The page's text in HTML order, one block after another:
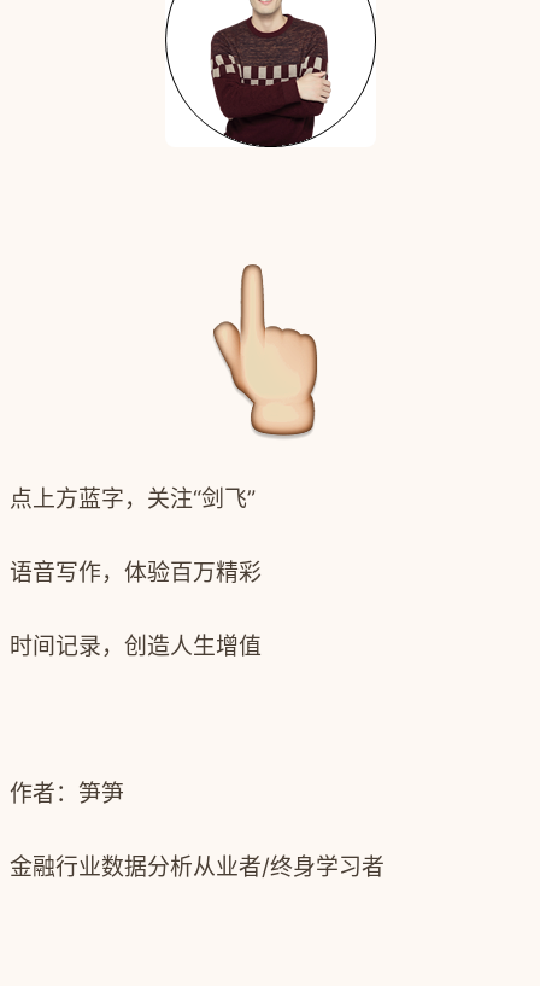
点上方蓝字， 关注“剑飞”
语音写作，体验百万精彩
时间记录，创造人生增值
作者：笋笋
金融行业数据分析从业者/终身学习者